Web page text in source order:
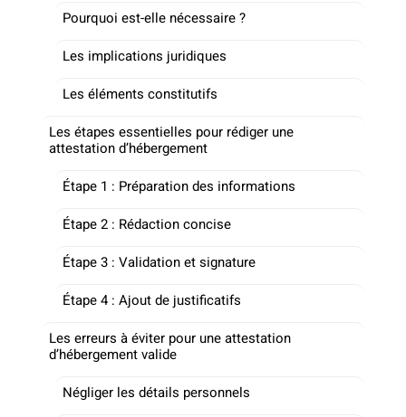
Pourquoi est-elle nécessaire ?
Les implications juridiques
Les éléments constitutifs
Les étapes essentielles pour rédiger une
attestation d’hébergement
Étape 1 : Préparation des informations
Étape 2 : Rédaction concise
Étape 3 : Validation et signature
Étape 4 : Ajout de justificatifs
Les erreurs à éviter pour une attestation
d’hébergement valide
Négliger les détails personnels